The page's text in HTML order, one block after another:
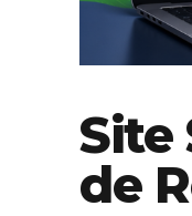
Site
de